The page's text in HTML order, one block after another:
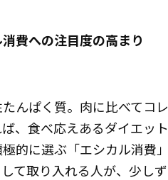
費への注目度の高まり
んぱく質。肉に比べてコ
、食べ応えあるダイエッ
的に選ぶ「エシカル消費
て取り入れる人が、少し